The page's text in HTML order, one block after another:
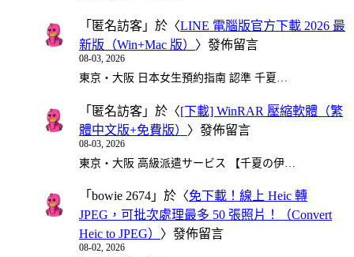
「 匿名訪客 」於〈LINE 電腦版官方下載 2026 最
新版（Win+Mac 版） 〉發佈留言
08-03, 2026
東京・大阪 日本女生預約指南 認準 千夏…
「 匿名訪客 」於〈[下載] WinRAR 壓縮軟體（繁
體中文版+免費版） 〉發佈留言
08-03, 2026
東京・大阪 高級派遣サービス 【千夏の伊…
「 bowie 2674 」於〈免下載！線上 Heic 轉
JPEG，可批次處理最多 50 張照片！（Convert
Heic to JPEG） 〉發佈留言
08-02, 2026